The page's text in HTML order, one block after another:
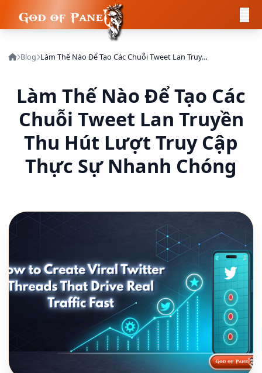
Blog Làm Thế Nào Để Tạo Các Chuỗi Tweet Lan Truyền Thu Hút Lượt Truy Cập Thực Sự Nhanh Chóng
Làm Thế Nào Để Tạo Các
Chuỗi Tweet Lan Truyền
Thu Hút Lượt Truy Cập
Thực Sự Nhanh Chóng